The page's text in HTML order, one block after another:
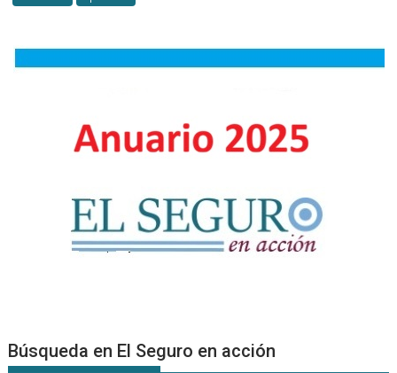
Búsqueda en El Seguro en acción